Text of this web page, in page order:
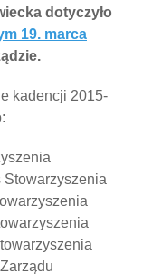
dotyczyło
19. marca
kadencji 2015-
Stowarzyszenia